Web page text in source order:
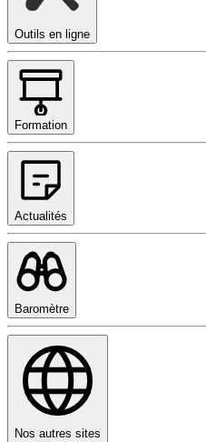
Outils en ligne
Formation
Actualités
Baromètre
Nos autres sites